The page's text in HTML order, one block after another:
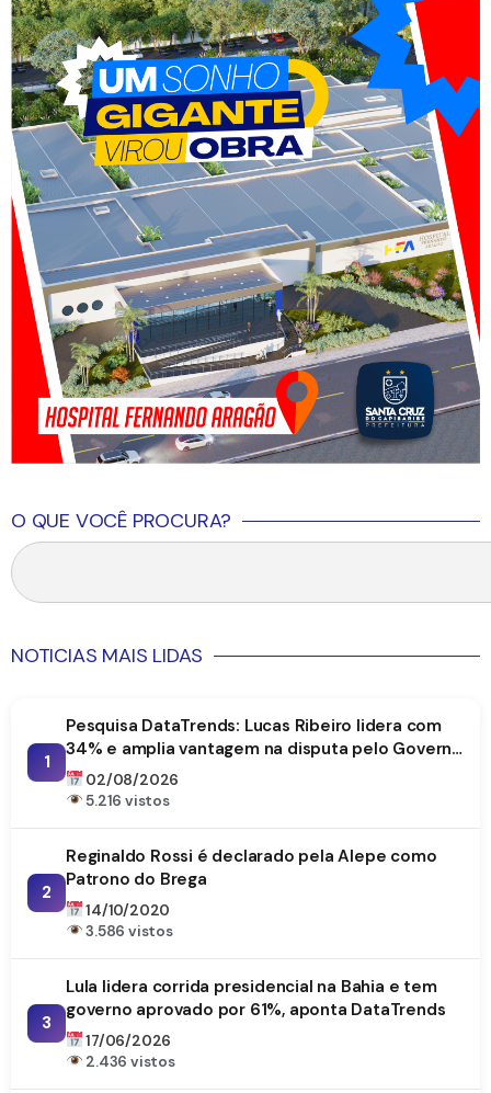
O QUE VOCÊ PROCURA?
NOTICIAS MAIS LIDAS
1
Pesquisa DataTrends: Lucas Ribeiro lidera com
34% e amplia vantagem na disputa pelo Governo
da Paraíba
02/08/2026
5.216 vistos
2
Reginaldo Rossi é declarado pela Alepe como
Patrono do Brega
14/10/2020
3.586 vistos
3
Lula lidera corrida presidencial na Bahia e tem
governo aprovado por 61%, aponta DataTrends
17/06/2026
2.436 vistos